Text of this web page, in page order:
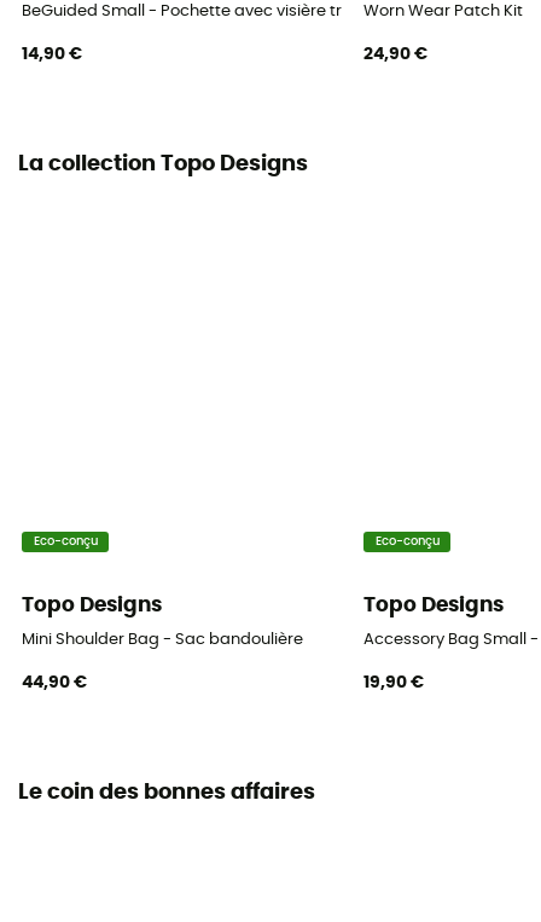
BeGuided Small - Pochette avec visière transparente
14,90 €
Worn Wear Patch Kit
24,90 €
La collection Topo Designs
Eco-conçu
Topo Designs
Mini Shoulder Bag - Sac bandoulière
44,90 €
Eco-conçu
Topo Designs
Accessory Bag Small
19,90 €
Le coin des bonnes affaires